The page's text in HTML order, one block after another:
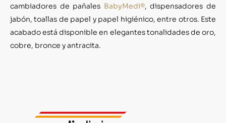
cambiadores de pañales BabyMedi®, dispensadores de
jabón, toallas de papel y papel higiénico, entre otros. Este
acabado está disponible en elegantes tonalidades de oro,
cobre, bronce y antracita.